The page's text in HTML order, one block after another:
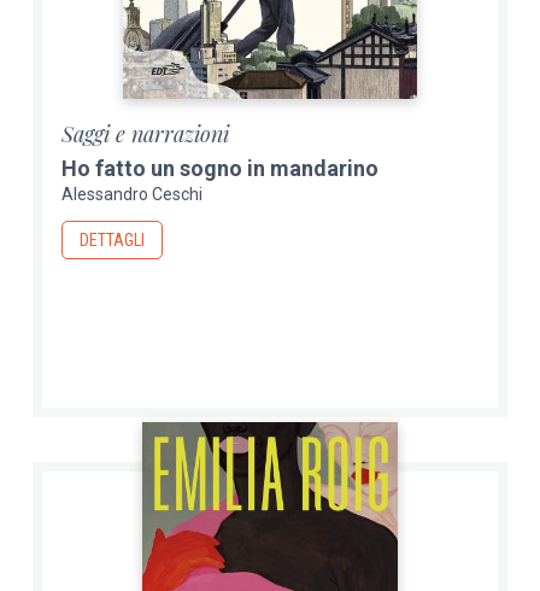
Saggi e narrazioni
Ho fatto un sogno in mandarino
Alessandro Ceschi
DETTAGLI